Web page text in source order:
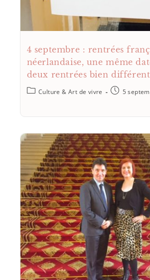
4 septembre : rentrées
néerlandaise, une même
deux rentrées bien
Culture & Art de vivre 5